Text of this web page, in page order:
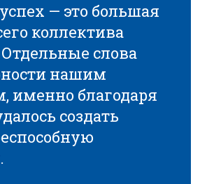
— это большая
коллектива
слова
нашим
именно благодаря
создать